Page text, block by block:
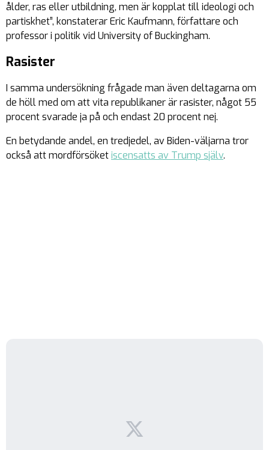
ålder, ras eller utbildning, men är kopplat till ideologi och
partiskhet”, konstaterar Eric Kaufmann, författare och
professor i politik vid University of Buckingham.
Rasister
I samma undersökning frågade man även deltagarna om
de höll med om att vita republikaner är rasister, något 55
procent svarade ja på och endast 20 procent nej.
En betydande andel, en tredjedel, av Biden-väljarna tror
också att mordförsöketiscensatts av Trump själv.